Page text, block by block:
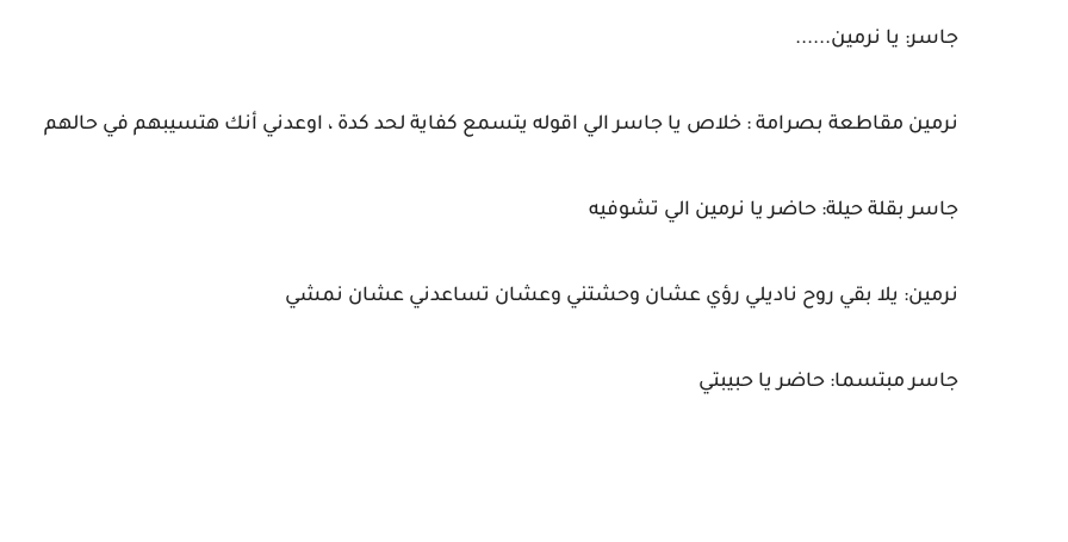
جاسر: يا نرمين......
نرمين مقاطعة بصرامة : خلاص يا جاسر الي اقوله يتسمع كفاية لحد كدة ، اوعدني أنك هتسيبهم في حالهم
جاسر بقلة حيلة: حاضر يا نرمين الي تشوفيه
نرمين: يلا بقي روح ناديلي رؤي عشان وحشتني وعشان تساعدني عشان نمشي
جاسر مبتسما: حاضر يا حبيبتي